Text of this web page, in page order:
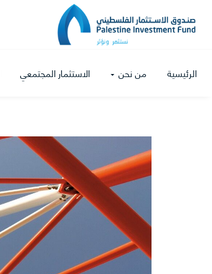
الرئيسية من نحن الاستثمار المجتمعي